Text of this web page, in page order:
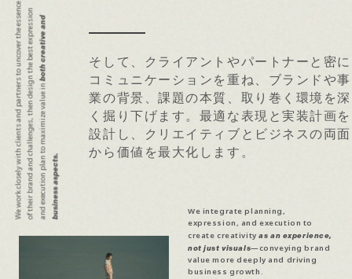
そして、クライアントやパートナーと密に
コミュニケーションを重ね、ブランドや事
業の背景、課題の本質、取り巻く環境を深
く掘り下げます。最適な表現と実装計画を
設計し、クリエイティブとビジネスの両面
から価値を最大化します。
W
e
w
o
r
k
c
l
o
s
e
l
y
w
i
t
h
c
l
i
e
n
t
s
a
n
d
p
a
r
t
n
er
s
t
o
u
n
c
o
v
e
r
t
h
e
e
s
s
en
c
e
o
f
t
h
e
i
r
b
r
a
n
d
a
n
d
c
h
a
l
l
e
n
g
e
s
,
t
h
e
n
d
e
s
ig
n
t
h
e
b
e
s
t
e
x
p
r
e
s
s
i
on
a
n
d
e
x
e
c
u
t
i
o
n
p
l
a
n
t
o
m
a
x
i
m
i
z
e
v
a
l
u
e
in
b
o
t
h
c
r
e
a
t
i
v
e
a
n
d
b
u
s
i
n
e
s
s
a
s
p
e
c
t
s
.
We integrate planning,
expression, and execution to
create creativityas an experience,
not just visuals—conveying brand
value more deeply and driving
business growth.